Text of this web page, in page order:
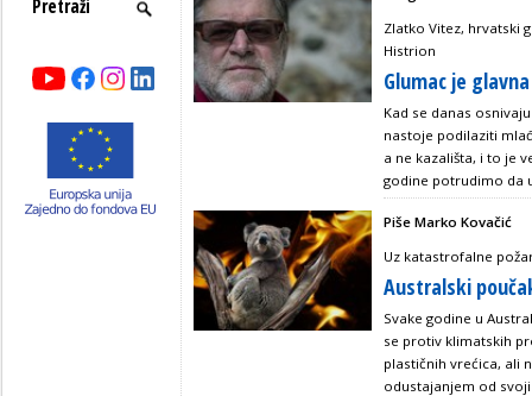
Zlatko Vitez, hrvatski
Histrion
Glumac je
Kad se danas
nastoje podilaziti
a ne kazališta, i to je
godine potrudimo da
Piše Marko Kovačić
Uz katastrofalne
Australski
Svake godine u
se protiv klimatskih
plastičnih vrećica, ali
odustajanjem od